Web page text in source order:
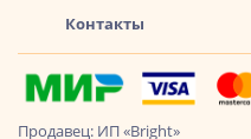
Контакты
Продавец: ИП «Bright»